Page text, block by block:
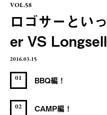
VOL.58
ロゴサーとい
er VS
2016.03.15
01 BBQ編！
02 CAMP編！